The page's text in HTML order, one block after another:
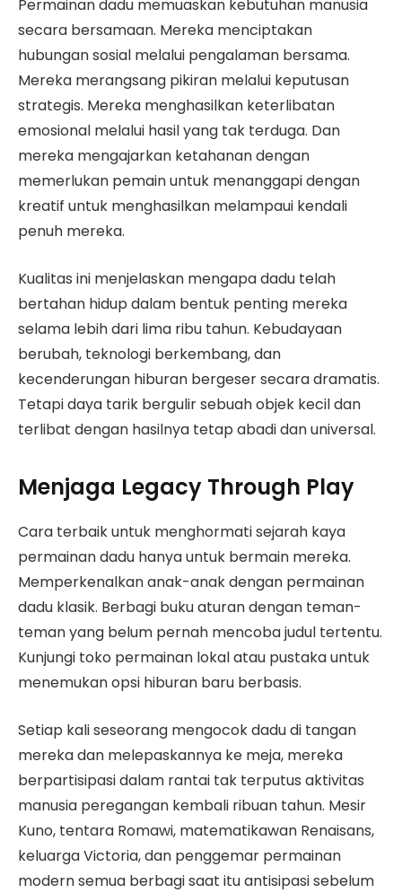
Permainan dadu memuaskan kebutuhan manusia
secara bersamaan. Mereka menciptakan
hubungan sosial melalui pengalaman bersama.
Mereka merangsang pikiran melalui keputusan
strategis. Mereka menghasilkan keterlibatan
emosional melalui hasil yang tak terduga. Dan
mereka mengajarkan ketahanan dengan
memerlukan pemain untuk menanggapi dengan
kreatif untuk menghasilkan melampaui kendali
penuh mereka.
Kualitas ini menjelaskan mengapa dadu telah
bertahan hidup dalam bentuk penting mereka
selama lebih dari lima ribu tahun. Kebudayaan
berubah, teknologi berkembang, dan
kecenderungan hiburan bergeser secara dramatis.
Tetapi daya tarik bergulir sebuah objek kecil dan
terlibat dengan hasilnya tetap abadi dan universal.
Menjaga Legacy Through Play
Cara terbaik untuk menghormati sejarah kaya
permainan dadu hanya untuk bermain mereka.
Memperkenalkan anak-anak dengan permainan
dadu klasik. Berbagi buku aturan dengan teman-
teman yang belum pernah mencoba judul tertentu.
Kunjungi toko permainan lokal atau pustaka untuk
menemukan opsi hiburan baru berbasis.
Setiap kali seseorang mengocok dadu di tangan
mereka dan melepaskannya ke meja, mereka
berpartisipasi dalam rantai tak terputus aktivitas
manusia peregangan kembali ribuan tahun. Mesir
Kuno, tentara Romawi, matematikawan Renaisans,
keluarga Victoria, dan penggemar permainan
modern semua berbagi saat itu antisipasi sebelum